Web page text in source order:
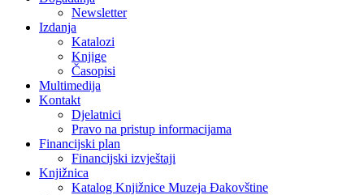
Newsletter
Izdanja
Katalozi
Knjige
Časopisi
Multimedija
Kontakt
Djelatnici
Pravo na pristup informacijama
Financijski plan
Financijski izvještaji
Knjižnica
Katalog Knjižnice Muzeja Đakovštine